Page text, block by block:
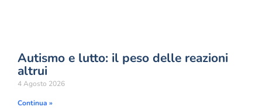
Autismo e lutto: il peso delle reazioni
altrui
4 Agosto 2026
Continua »